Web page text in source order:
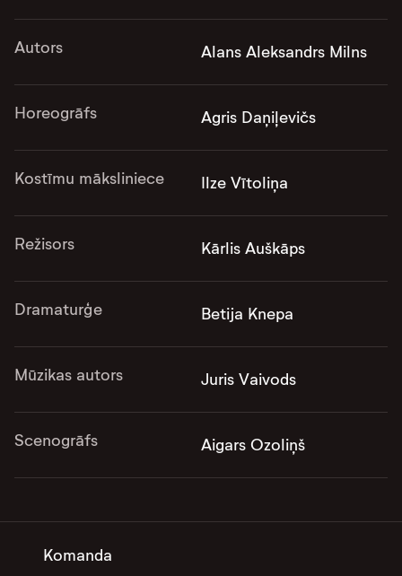
Komanda
Autors Alans Aleksandrs Milns
Horeogrāfs Agris Daņiļevičs
Kostīmu māksliniece Ilze Vītoliņa
Režisors Kārlis Auškāps
Dramaturģe Betija Knepa
Mūzikas autors Juris Vaivods
Scenogrāfs Aigars Ozoliņš